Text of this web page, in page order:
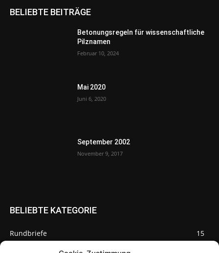
BELIEBTE BEITRÄGE
Betonungsregeln für wissenschaftliche
Pilznamen
Februar 10, 2024
Mai 2020
Juni 6, 2020
September 2002
November 9, 2017
BELIEBTE KATEGORIE
Rundbriefe
15